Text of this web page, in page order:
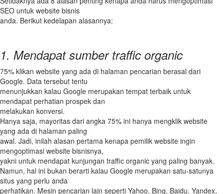
SEO untuk website bisnis
anda. Berikut kedelapan alasannya:
1. Mendapat sumber traffic organic
75% klikan website yang ada di halaman pencarian berasal dari
Google. Data tersebut tentu
menunjukkan kalau Google merupakan tempat terbaik untuk
mendapat perhatian prospek dan
melakukan konversi.
Hanya saja, mayoritas dari angka 75% ini hanya mengklik website
yang ada di halaman paling
awal. Jadi, inilah alasan pertama kenapa pemilik website ingin
mengoptimasi website bisnisnya,
yakni untuk mendapat kunjungan traffic organic yang paling banyak.
Namun, hal ini bukan berarti kalau Google merupakan satu-satunya
situs yang perlu anda
perhatikan. Mesin pencarian lain seperti Yahoo, Bing, Baidu, Yandex,